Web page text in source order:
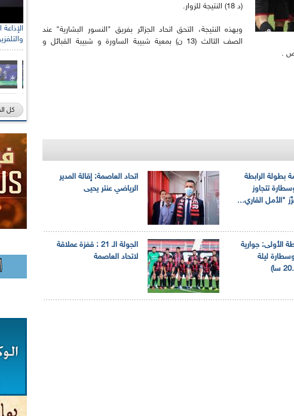
(د 18) النتيجة للزوار.
وبهذه النتيجة، التحق اتحاد الجزائر بفريق "النسور البشارية" عند
الصف الثالث (13 ن) بمعية شبيبة الساورة و شبيبة القبائل و
.
اتحاد العاصمة: إقالة المدير
الرياضي عنتر يحيى
بطولة الرابطة
تتجاوز
"الأمل القاري...
الجولة الـ 21 : قفزة عملاقة
لاتحاد العاصمة
الأولى: جوارية
ليلة
كل